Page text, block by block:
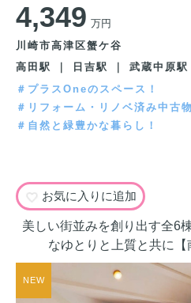
4,349 万円
川崎市高津区蟹ケ谷
高田駅 ｜ 日吉駅 ｜ 武蔵中原駅
＃プラスOneのスペース！
＃リフォーム・リノベ済み中古物
＃自然と緑豊かな暮らし！
お気に入りに追加
美しい街並みを創り出す全6
なゆとりと上質と共に【